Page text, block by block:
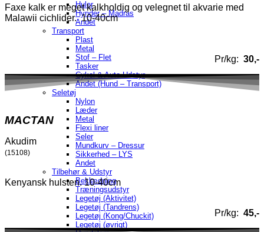
Huler
Hynder – Madras
Andet
Transport
Plast
Metal
Stof – Flet
Tasker
Cykel & Auto Udstyr
Andet (Hund – Transport)
Seletøj
Nylon
Læder
Metal
Flexi liner
Seler
Mundkurv – Dressur
Sikkerhed – LYS
Andet
Tilbehør & Udstyr
Beklædning
Træningsudstyr
Legetøj (Aktivitet)
Legetøj (Tandrens)
Legetøj (Kong/Chuckit)
Legetøj (øvrigt)
Faxe kalk er meget kalkholdig og velegnet til akvarie med
Malawii cichlider. 10-40cm
Pr/kg: 30,-
MACTAN
Akudim
(15108)
Kenyansk hulsten. 10-40cm
Pr/kg: 45,-